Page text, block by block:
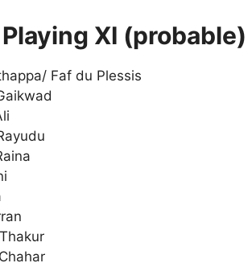
XI (probable)
Faf du Plessis